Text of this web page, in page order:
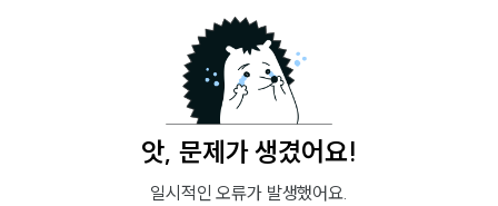
앗, 문제가 생겼어요!
일시적인 오류가 발생했어요.